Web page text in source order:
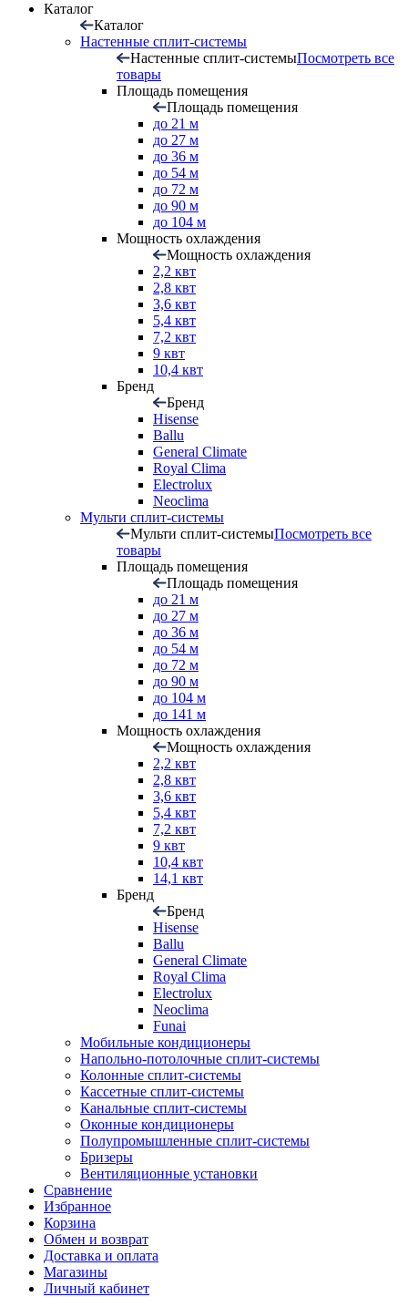
Каталог
Каталог
Настенные сплит-системы
Настенные сплит-системыПосмотреть все
товары
Площадь помещения
Площадь помещения
до 21 м
до 27 м
до 36 м
до 54 м
до 72 м
до 90 м
до 104 м
Мощность охлаждения
Мощность охлаждения
2,2 квт
2,8 квт
3,6 квт
5,4 квт
7,2 квт
9 квт
10,4 квт
Бренд
Бренд
Hisense
Ballu
General Climate
Royal Clima
Electrolux
Neoclima
Мульти сплит-системы
Мульти сплит-системыПосмотреть все
товары
Площадь помещения
Площадь помещения
до 21 м
до 27 м
до 36 м
до 54 м
до 72 м
до 90 м
до 104 м
до 141 м
Мощность охлаждения
Мощность охлаждения
2,2 квт
2,8 квт
3,6 квт
5,4 квт
7,2 квт
9 квт
10,4 квт
14,1 квт
Бренд
Бренд
Hisense
Ballu
General Climate
Royal Clima
Electrolux
Neoclima
Funai
Мобильные кондиционеры
Напольно-потолоч​ные ​сплит-системы
Колонные ​​сплит-системы
Кассетные сплит-системы
Канальные сплит-системы
Оконные кондиционеры
Полупромышленные сплит-системы
Бризеры
Вентиляционные установки
Сравнение
Избранное
Корзина
Обмен и возврат
Доставка и оплата
Магазины
Личный кабинет